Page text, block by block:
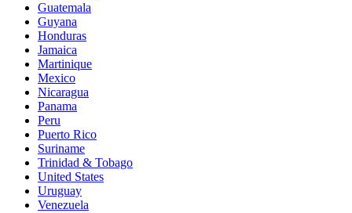
Guatemala
Guyana
Honduras
Jamaica
Martinique
Mexico
Nicaragua
Panama
Peru
Puerto Rico
Suriname
Trinidad & Tobago
United States
Uruguay
Venezuela